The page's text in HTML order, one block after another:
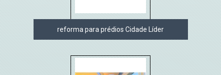
reforma para prédios Cidade Líder